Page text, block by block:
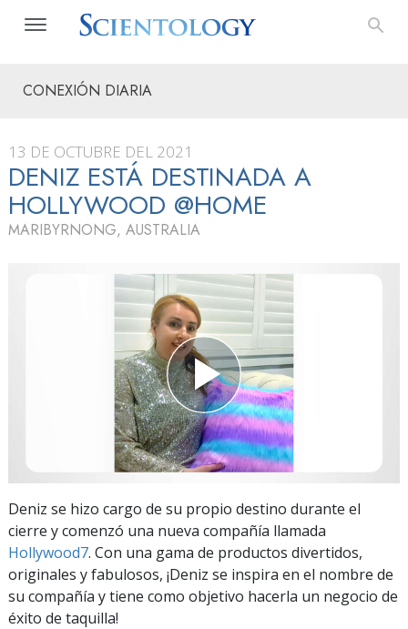
CONEXIÓN DIARIA
13 DE OCTUBRE DEL 2021
DENIZ ESTÁ DESTINADA A
HOLLYWOOD @HOME
MARIBYRNONG, AUSTRALIA
Deniz se hizo cargo de su propio destino durante el
cierre y comenzó una nueva compañía llamada
Hollywood7. Con una gama de productos divertidos,
originales y fabulosos, ¡Deniz se inspira en el nombre de
su compañía y tiene como objetivo hacerla un negocio de
éxito de taquilla!